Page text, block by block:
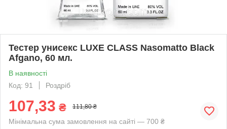
Тестер унисекс LUXE CLASS Nasomatto Black
Afgano, 60 мл.
В наявності
Код: 91
Роздріб
107,33 ₴ 111,80 ₴
Мінімальна сума замовлення на сайті — 700 ₴